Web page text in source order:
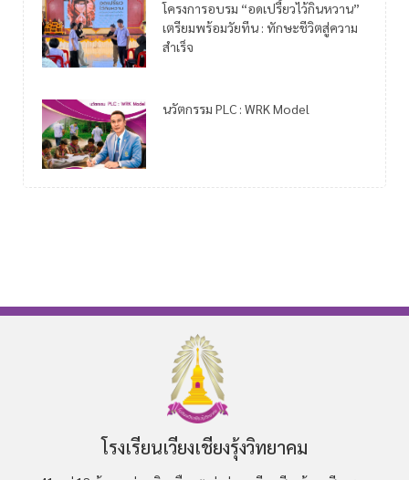
โครงการอบรม “อดเปรี้ยวไว้กินหวาน”
เตรียมพร้อมวัยทีน : ทักษะชีวิตสู่ความ
สำเร็จ
นวัตกรรม PLC : WRK Model
โรงเรียนเวียงเชียงรุ้งวิทยาคม